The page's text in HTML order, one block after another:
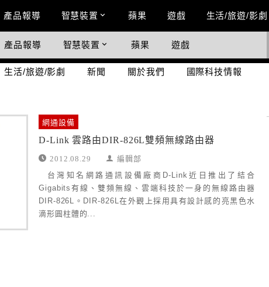
Main Menu
產品報導 智慧裝置 蘋果 遊戲 生活/旅遊/影劇
國際科技情報
產品報導 智慧裝置 蘋果 遊戲
生活/旅遊/影劇 新聞 關於我們 國際科技情報
網通設備
D-Link 雲路由DIR-826L雙頻無線路由器
2012.08.29 編輯部
台灣知名網路通訊設備廠商D-Link近日推出了結合
Gigabits有線、雙頻無線、雲端科技於一身的無線路由器
DIR-826L。DIR-826L在外觀上採用具有設計感的亮黑色水
滴形圓柱體的...